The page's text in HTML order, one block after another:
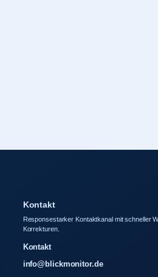
Kontakt
Responsestarker Kontaktkanal mit schneller
Korrekturen.
Kontakt
info@blickmonitor.de